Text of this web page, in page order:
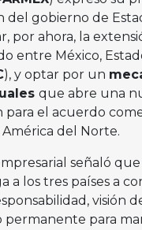
del gobierno de
por ahora, la
entre México,
), y optar por un
que abre una
para el acuerdo
del Norte.
señaló
a los tres países a
visión
permanente para